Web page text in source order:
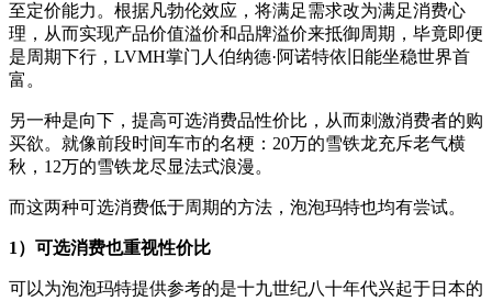
至定价能力。根据凡勃伦效应，将满足需求改为满足消费心
理，从而实现产品价值溢价和品牌溢价来抵御周期，毕竟即便
是周期下行，LVMH掌门人伯纳德·阿诺特依旧能坐稳世界首
富。
另一种是向下，提高可选消费品性价比，从而刺激消费者的购
买欲。就像前段时间车市的名梗：20万的雪铁龙充斥老气横
秋，12万的雪铁龙尽显法式浪漫。
而这两种可选消费低于周期的方法，泡泡玛特也均有尝试。
1）可选消费也重视性价比
可以为泡泡玛特提供参考的是十九世纪八十年代兴起于日本的